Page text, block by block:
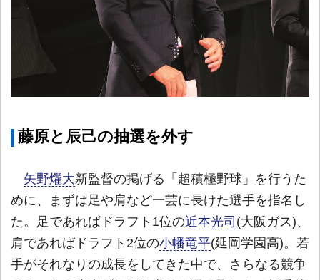
藤原と辰己の抽選を外す
矢野燿大新監督の掲げる「超積極野球」を行うた
めに、まずは足や肩など一芸に長けた選手を指名し
た。足であればドラフト1位の近本光司 (大阪ガス)、
肩であればドラフト2位の小幡竜平(延岡学園高)。若
手がそれなりの成長をしてきた中で、さらなる競争